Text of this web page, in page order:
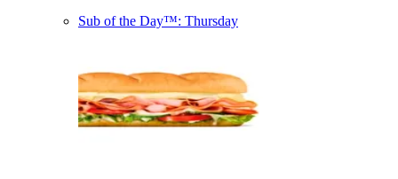
Sub of the Day™: Thursday​​​​‌ ‍ ​‍​‍‌‍ ‌ ​‍‌‍‍‌‌‍‌ ‌‍‍‌‌‍ ‍​‍​‍​ ‍‍​‍​‍‌ ​ ‌‍​‌‌‍ ‍‌‍‍‌‌ ‌​‌ ‍‌​‍ ‍‌‍‍‌‌‍ ​‍​‍​‍ ​​‍​‍‌‍‍​‌ ​‍‌‍‌‌‌‍‌‍​‍​‍​ ‍‍​‍​‍‌‍‍​‌ ‌​‌ ‌​‌ ​​‌ ​ ​ ‍‍​‍ ​‍ ‌‍ ‍‌‍ ‌ ​‍‌‍‌​‌‍‍‌‌‍​ ​‍ ‌‌‍​‍‌‍‍‌‌ ‌​‌‍‌‌‌ ​ ​‍ ‌‌‍‌ ‌ ​‍‌‍ ‌ ‌‌‌ ​​​‍ ‌‌ ​ ‌ ‌​‌ ‌‌‌‍‌​‌‍‍‌‌‍ ​‍ ‍‌ ‌‍‌‍‌‌‌ ​‍‌‍​ ‌‍‌‌‌‍ ​​‍ ‍‌‍​‌‌ ​​‌ ​​​‍ ‌‍‍‌‌‍ ‍‌ ‌​‌‍‌‌‌‍ ‍‌ ‌​​‍ ‌‍‌‌‌‍‌​‌‍‍‌‌ ‌​​‍ ‌‍ ‌‌‍ ‌‍‌​‌‍‌‌​ ‌‌ ​​‌ ​‍‌‍‌‌‌ ​ ‌‍‌‌‌‍ ‍‌ ‌​‌‍​‌‌ ‌​‌‍‍‌‌‍ ‌‍ ‍​ ‍ ‌‍‍‌‌‍‌​​ ‌​ ​‌​ ​​​ ‌‌​ ‌‌‌‍‌‌‌‍​ ‌‍​‌​ ​‍​‍ ‌‌‍‌‌​ ​​​ ​‍​ ​‍​‍ ‌​ ‌​​ ‌‌‌‍‌‌‌‍​‌​‍ ‌‌‍​‌​ ‌‌‌‍​ ​ ‌ ​‍ ‌‌‍‌​​ ​‌​ ‌‌​ ​​​ ‌ ​ ​​​ ‌‌‌‍‌​​ ​‌​ ​​​ ‍‌​ ‌‍​ ‍ ‌ ‌​‌ ‍‌‌ ​​‌‍‌‌​ ‌‌ ​​‌ ​‍‌‍ ‌‍‌​‌ ‌‌‌‍​ ‌ ‌​​ ‍ ‌ ​​‌‍​‌‌ ‌​‌‍‍​​ ‌‌‍​‍‌‍​‌‌‍‌​‌‍‌ ‌‍‌‌​‍‌‌​ ‌‌‌​​‍‌‌ ‌‍‍ ‌‍‌‌‌ ‍‌​‍‌‌​ ​ ‌​‌​​‍‌‌​ ​ ‌​‌​​‍‌‌​ ​‍​ ​‍‌‍‌‌‌‍ ‍​‍‌‌​ ​‍​ ​‍​‍‌‌​ ‌‌‌​‌​​‍ ‍‌ ‌‍‌‍​‌‌‍ ​‌ ‌‌‌‍‌‌​ ‌‍​‍‌‍​‌‌ ​ ‌‍‌‌‌‌‌‌‌ ​‍‌‍ ​​ ‌‌‍‍​‌ ‌​‌ ‌​‌ ​​‌ ​ ​‍‌‌​ ​ ‌​​‌​‍‌‌​ ​‍‌​‌‍​‍‌‌​ ​‍‌​‌‍‌‍ ‍‌‍ ‌ ​‍‌‍‌​‌‍‍‌‌‍​ ​‍ ‌‌‍​‍‌‍‍‌‌ ‌​‌‍‌‌‌ ​ ​‍ ‌‌‍‌ ‌ ​‍‌‍ ‌ ‌‌‌ ​​​‍ ‌‌ ​ ‌ ‌​‌ ‌‌‌‍‌​‌‍‍‌‌‍ ​‍ ‍‌ ‌‍‌‍‌‌‌ ​‍‌‍​ ‌‍‌‌‌‍ ​​‍ ‍‌‍​‌‌ ​​‌ ​​​‍‌‍‌‍‍‌‌‍‌​​ ‌​ ​‌​ ​​​ ‌‌​ ‌‌‌‍‌‌‌‍​ ‌‍​‌​ ​‍​‍ ‌‌‍‌‌​ ​​​ ​‍​ ​‍​‍ ‌​ ‌​​ ‌‌‌‍‌‌‌‍​‌​‍ ‌‌‍​‌​ ‌‌‌‍​ ​ ‌ ​‍ ‌‌‍‌​​ ​‌​ ‌‌​ ​​​ ‌ ​ ​​​ ‌‌‌‍‌​​ ​‌​ ​​​ ‍‌​ ‌‍​‍‌‍‌ ‌​‌ ‍‌‌ ​​‌‍‌‌​ ‌‌ ​​‌ ​‍‌‍ ‌‍‌​‌ ‌‌‌‍​ ‌ ‌​​‍‌‍‌ ​​‌‍​‌‌ ‌​‌‍‍​​ ‌‌‍​‍‌‍​‌‌‍‌​‌‍‌ ‌‍‌‌​‍‌‌​ ‌‌‌​​‍‌‌ ‌‍‍ ‌‍‌‌‌ ‍‌​‍‌‌​ ​ ‌​‌​​‍‌‌​ ​ ‌​‌​​‍‌‌​ ​‍​ ​‍‌‍‌‌‌‍ ‍​‍‌‌​ ​‍​ ​‍​‍‌‌​ ‌‌‌​‌​​‍ ‍‌ ‌‍‌‍​‌‌‍ ​‌ ‌‌‌‍‌‌​‍‌‍‌ ​​‌‍‌‌‌ ​‍‌ ​ ‌ ​​‌‍‌‌‌‍​ ‌ ‌​‌‍‍‌‌ ‌‍‌‍‌‌​ ‌‌ ​​‌ ‌‌‌‍​‍‌‍ ​‌‍‍‌‌ ​ ‌‍‍​‌‍‌‌‌‍‌​​‍​‍‌ ‌